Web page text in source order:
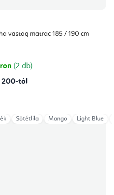
vastag matrac 185 / 190 cm
(2 db)
200-tól
Sötétlila Mango Light Blue